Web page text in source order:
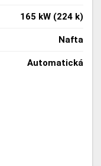
165 kW (224 k)
Nafta
Automatická